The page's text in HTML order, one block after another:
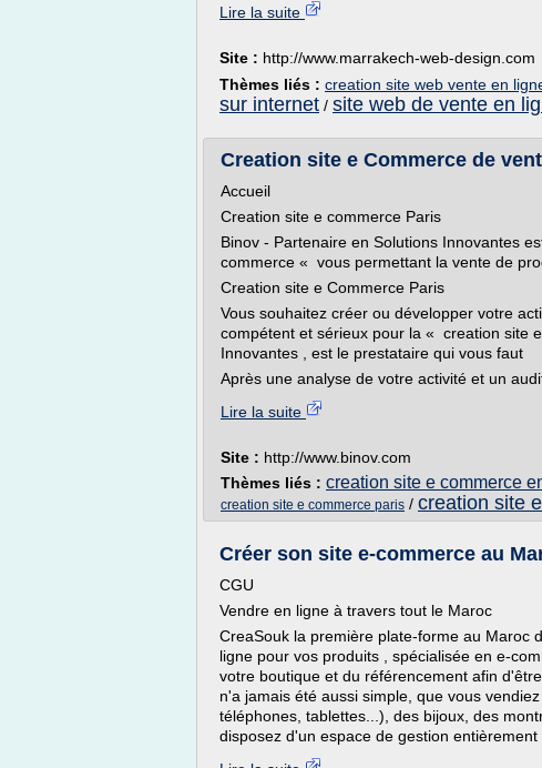
Lire la suite
Site : http://www.marrakech-web-design.com
Thèmes liés : creation site web vente en
sur internet / site web de vente en
Creation site e Commerce de
Accueil
Creation site e commerce Paris
Binov - Partenaire en Solutions Innovantes
commerce « vous permettant la vente de
Creation site e Commerce Paris
Vous souhaitez créer ou développer votre
compétent et sérieux pour la « creation site
Innovantes , est le prestataire qui vous faut
Après une analyse de votre activité et un
Lire la suite
Site : http://www.binov.com
Thèmes liés : creation site e commerce
creation site e commerce paris / creation site
Créer son site e-commerce au
CGU
Vendre en ligne à travers tout le Maroc
CreaSouk la première plate-forme au Maroc
ligne pour vos produits , spécialisée en e-
votre boutique et du référencement afin
n'a jamais été aussi simple, que vous
téléphones, tablettes...), des bijoux, des
disposez d'un espace de gestion